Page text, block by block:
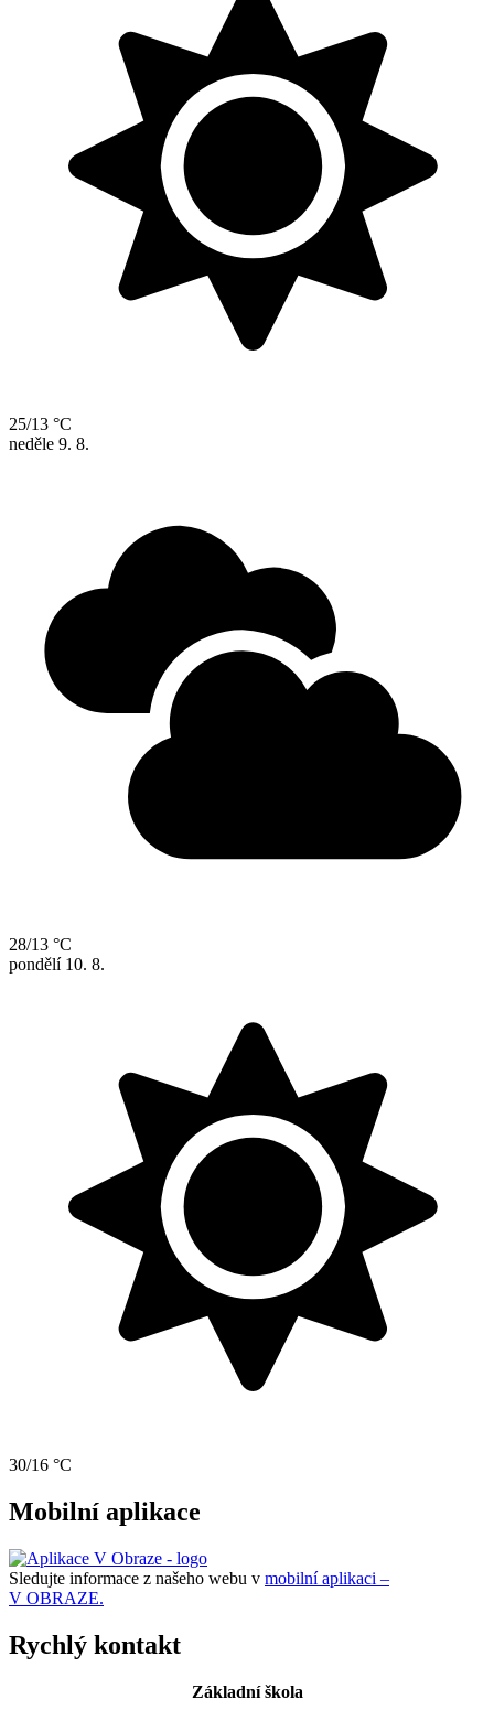
25/13 °C
neděle 9. 8.
28/13 °C
pondělí 10. 8.
30/16 °C
Mobilní aplikace
Sledujte informace z našeho webu v mobilní aplikaci –
V OBRAZE.
Rychlý kontakt
Základní škola